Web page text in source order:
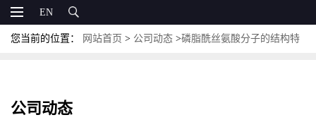
EN
您当前的位置： 网站首页 > 公司动态 >磷脂酰丝氨酸分子的结构特
公司动态